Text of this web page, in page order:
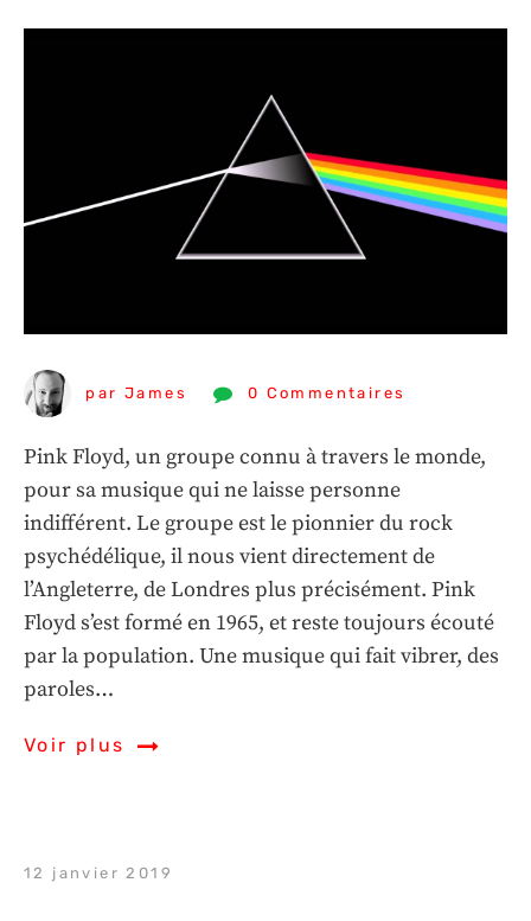
par James 0 Commentaires
Pink Floyd, un groupe connu à travers le monde,
pour sa musique qui ne laisse personne
indifférent. Le groupe est le pionnier du rock
psychédélique, il nous vient directement de
l’Angleterre, de Londres plus précisément. Pink
Floyd s’est formé en 1965, et reste toujours écouté
par la population. Une musique qui fait vibrer, des
paroles…
Voir plus
12 janvier 2019